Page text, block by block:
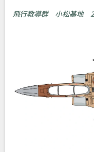
飛行教導群 小松基地